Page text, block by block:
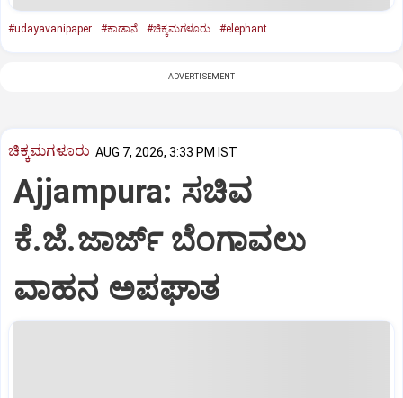
#udayavanipaper #ಕಾಡಾನೆ #ಚಿಕ್ಕಮಗಳೂರು #elephant
ADVERTISEMENT
ಚಿಕ್ಕಮಗಳೂರು AUG 7, 2026, 3:33 PM IST
Ajjampura: ಸಚಿವ
ಕೆ.ಜೆ.ಜಾರ್ಜ್ ಬೆಂಗಾವಲು
ವಾಹನ ಅಪಘಾತ